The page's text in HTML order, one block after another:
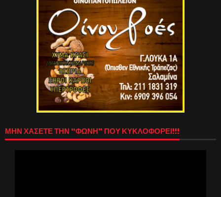
ΜΗΝ ΧΑΣΕΤΕ ΤΗΝ “ΦΩΝΗ” ΠΟΥ ΚΥΚΛΟΦΟΡΕΙ!!!